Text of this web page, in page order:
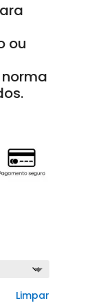
ou
Limpar